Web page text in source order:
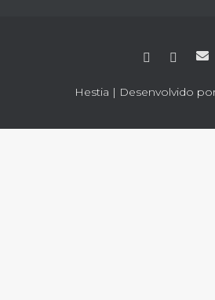
Hestia | Desenvolvido